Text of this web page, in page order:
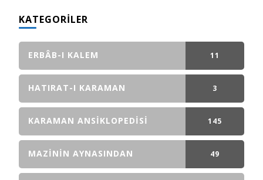
KATEGORILER
ERBÂB-I KALEM 11
GÖNDERI(LER)
HATIRAT-I KARAMAN 3
GÖNDERI(LER)
KARAMAN ANSIKLOPEDISI 145
GÖNDERI(LER)
MAZININ AYNASINDAN 49